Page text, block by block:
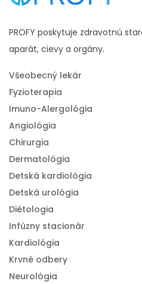
PROFY poskytuje zdravotnú
aparát, cievy a orgány.
Všeobecný lekár
Fyzioterapia
Imuno-Alergológia
Angiológia
Chirurgia
Dermatológia
Detská kardiológia
Detská urológia
Diétologia
Infúzny stacionár
Kardiológia
Krvné odbery
Neurológia